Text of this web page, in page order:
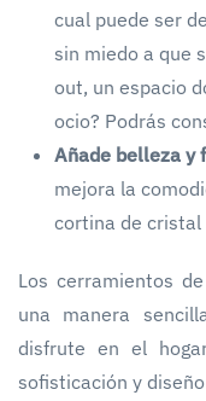
cual puede ser
sin miedo a que
out, un espacio
ocio? Podrás
Añade belleza y
mejora la
cortina de cristal
Los cerramientos
una manera
disfrute en el
sofisticación y